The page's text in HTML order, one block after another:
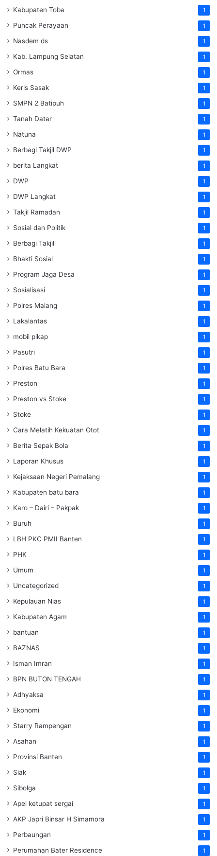
Kabupaten Toba 1
Puncak Perayaan 1
Nasdem ds 1
Kab. Lampung Selatan 1
Ormas 1
Keris Sasak 1
SMPN 2 Batipuh 1
Tanah Datar 1
Natuna 1
Berbagi Takjil DWP 1
berita Langkat 1
DWP 1
DWP Langkat 1
Takjil Ramadan 1
Sosial dan Politik 1
Berbagi Takjil 1
Bhakti Sosial 1
Program Jaga Desa 1
Sosialisasi 1
Polres Malang 1
Lakalantas 1
mobil pikap 1
Pasutri 1
Polres Batu Bara 1
Preston 1
Preston vs Stoke 1
Stoke 1
Cara Melatih Kekuatan Otot 1
Berita Sepak Bola 1
Laporan Khusus 1
Kejaksaan Negeri Pemalang 1
Kabupaten batu bara 1
Karo – Dairi – Pakpak 1
Buruh 1
LBH PKC PMII Banten 1
PHK 1
Umum 1
Uncategorized 1
Kepulauan Nias 1
Kabupaten Agam 1
bantuan 1
BAZNAS 1
Isman Imran 1
BPN BUTON TENGAH 1
Adhyaksa 1
Ekonomi 1
Starry Rampengan 1
Asahan 1
Provinsi Banten 1
Siak 1
Sibolga 1
Apel ketupat sergai 1
AKP Japri Binsar H Simamora 1
Perbaungan 1
Perumahan Bater Residence 1